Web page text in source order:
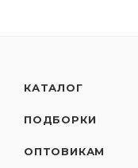
КАТАЛОГ
ПОДБОРКИ
ОПТОВИКАМ